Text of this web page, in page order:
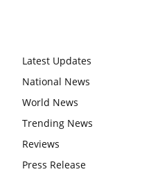
Latest Updates
National News
World News
Trending News
Reviews
Press Release